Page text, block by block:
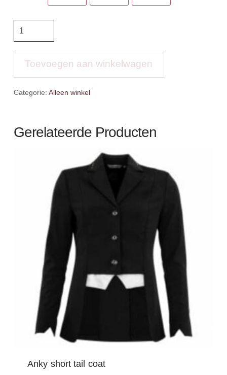
aantalToevoegen aan winkelwagen
Categorie: Alleen winkel
Gerelateerde Producten
Anky short tail coat